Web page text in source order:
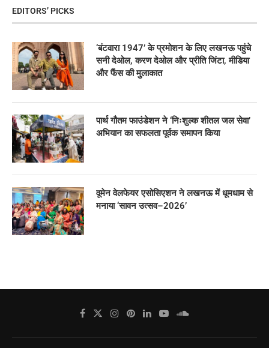
EDITORS’ PICKS
‘बंटवारा 1947’ के प्रमोशन के लिए लखनऊ पहुंचे
सनी देओल, करण देओल और प्रीति जिंटा, मीडिया
और फैंस की मुलाकात
पार्थ गौतम फाउंडेशन ने ‘निःशुल्क शीतल जल सेवा’
अभियान का सफलता पूर्वक समापन किया
वूमेन वेलफेयर एसोसिएशन ने लखनऊ में धूमधाम से
मनाया ‘सावन उत्सव–2026’